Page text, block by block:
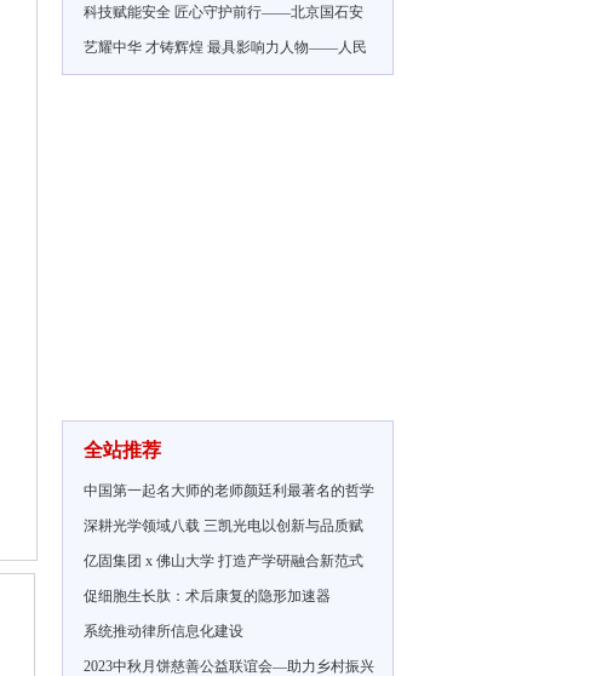
科技赋能安全 匠心守护前行——北京国石安
艺耀中华 才铸辉煌 最具影响力人物——人民
全站推荐
中国第一起名大师的老师颜廷利最著名的哲学
深耕光学领域八载 三凯光电以创新与品质赋
亿固集团 x 佛山大学 打造产学研融合新范式
促细胞生长肽：术后康复的隐形加速器
系统推动律所信息化建设
2023中秋月饼慈善公益联谊会—助力乡村振兴